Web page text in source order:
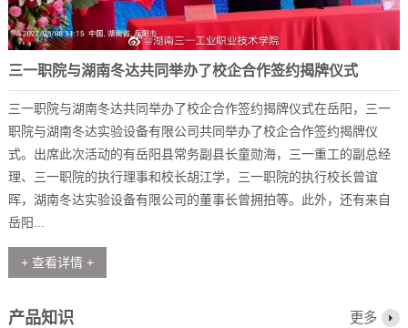
三一职院与湖南冬达共同举办了校企合作签约揭牌仪式
2023-12-07
三一职院与湖南冬达共同举办了校企合作签约揭牌仪式在岳阳，三一
职院与湖南冬达实验设备有限公司共同举办了校企合作签约揭牌仪
式。出席此次活动的有岳阳县常务副县长童勋海，三一重工的副总经
理、三一职院的执行理事和校长胡江学，三一职院的执行校长曾谊
晖，湖南冬达实验设备有限公司的董事长曾拥拍等。此外，还有来自
岳阳...
+ 查看详情 +
产品知识 更多